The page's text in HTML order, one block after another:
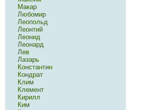
Макар
Любомир
Леопольд
Леонтий
Леонид
Леонард
Лев
Лазарь
Константин
Кондрат
Клим
Клемент
Кирилл
Ким